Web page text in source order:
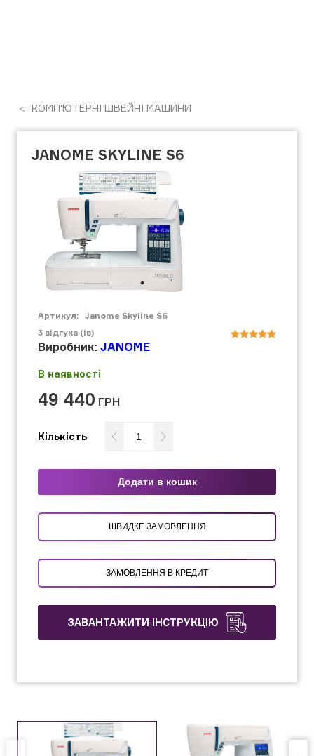
КОМП'ЮТЕРНІ ШВЕЙНІ МАШИНИ
JANOME SKYLINE S6
Артикул: Janome Skyline S6
3 відгука (ів)
Виробник: JANOME
В наявності
49 440 ГРН
Кількість
Додати в кошик
ШВИДКЕ ЗАМОВЛЕННЯ
ЗАМОВЛЕННЯ В КРЕДИТ
ЗАВАНТАЖИТИ ІНСТРУКЦІЮ